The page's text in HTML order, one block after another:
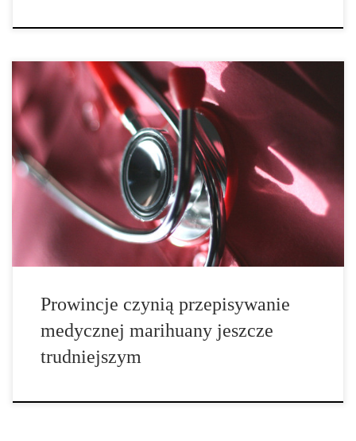
Pomimo zmiany w polityce federalnej, wiele prowincji przychodzi
z własnymi zasadami, na podstawie których lekarze mogą
przepisywać medyczną marihuanę. Nowy kanadyjski program
dotyczący medycznej marihuany, MMPR, zleca teraz
przepisywanie leku wyłącznie lekarzom. Ale wielu z nich, nie jest
zadowolonych z […]
Prowincje czynią przepisywanie
medycznej marihuany jeszcze
trudniejszym